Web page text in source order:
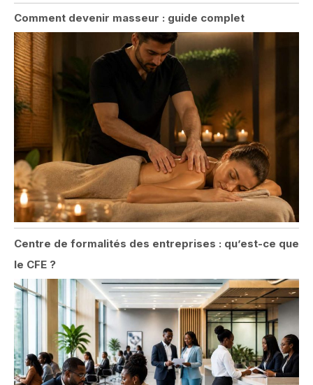
Comment devenir masseur : guide complet
Centre de formalités des entreprises : qu’est-ce que
le CFE ?